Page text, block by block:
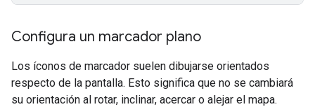
Configura un marcador plano
Los íconos de marcador suelen dibujarse orientados
respecto de la pantalla. Esto significa que no se cambiará
su orientación al rotar, inclinar, acercar o alejar el mapa.